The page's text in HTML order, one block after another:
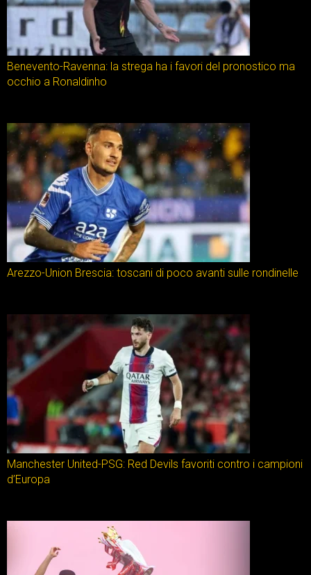
Benevento-Ravenna: la strega ha i favori del pronostico ma
occhio a Ronaldinho
Arezzo-Union Brescia: toscani di poco avanti sulle rondinelle
Manchester United-PSG: Red Devils favoriti contro i campioni
d’Europa